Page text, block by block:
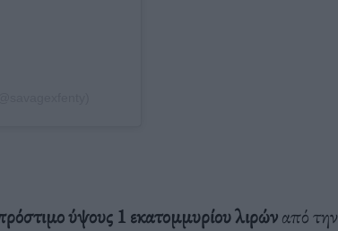
ύψους 1 εκατομμυρίου λιρώναπό την